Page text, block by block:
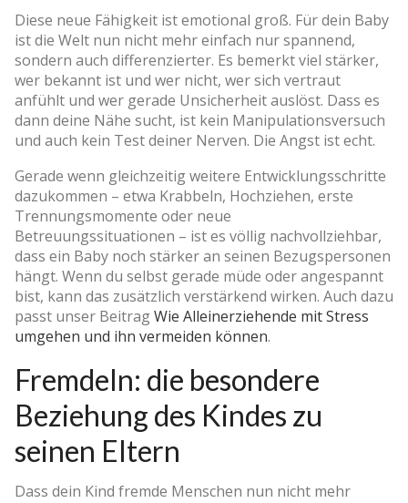
Diese neue Fähigkeit ist emotional groß. Für dein Baby
ist die Welt nun nicht mehr einfach nur spannend,
sondern auch differenzierter. Es bemerkt viel stärker,
wer bekannt ist und wer nicht, wer sich vertraut
anfühlt und wer gerade Unsicherheit auslöst. Dass es
dann deine Nähe sucht, ist kein Manipulationsversuch
und auch kein Test deiner Nerven. Die Angst ist echt.
Gerade wenn gleichzeitig weitere Entwicklungsschritte
dazukommen – etwa Krabbeln, Hochziehen, erste
Trennungsmomente oder neue
Betreuungssituationen – ist es völlig nachvollziehbar,
dass ein Baby noch stärker an seinen Bezugspersonen
hängt. Wenn du selbst gerade müde oder angespannt
bist, kann das zusätzlich verstärkend wirken. Auch dazu
passt unser BeitragWie Alleinerziehende mit Stress
umgehen und ihn vermeiden können.
Fremdeln: die besondere
Beziehung des Kindes zu
seinen Eltern
Dass dein Kind fremde Menschen nun nicht mehr